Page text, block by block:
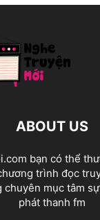
ABOUT US
bạn có thể
trình đọc
mục tâm
phát thanh fm